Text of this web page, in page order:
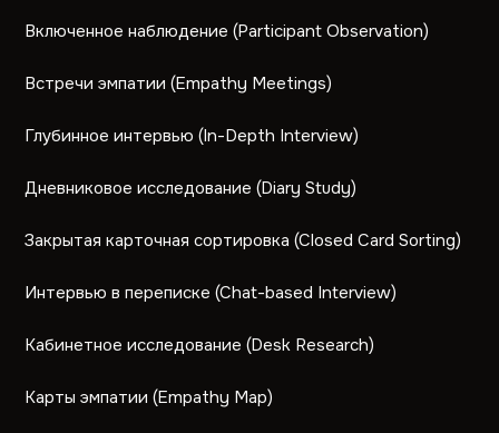
Включенное наблюдение (Participant Observation)
Встречи эмпатии (Empathy Meetings)
Глубинное интервью (In-Depth Interview)
Дневниковое исследование (Diary Study)
Закрытая карточная сортировка (Closed Card Sorting)
Интервью в переписке (Chat-based Interview)
Кабинетное исследование (Desk Research)
Карты эмпатии (Empathy Map)